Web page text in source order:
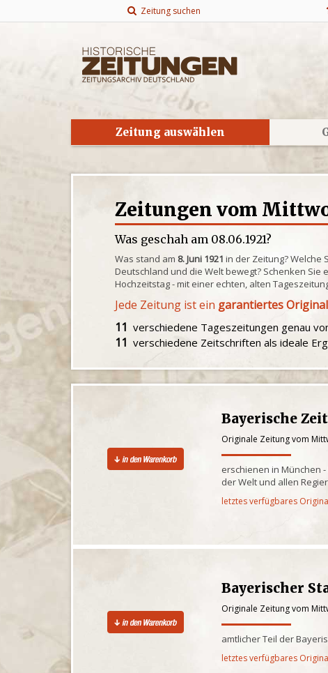
Zeitung suchen
Zeitung auswählen
Zeitungen vom
Was geschah am 08.06.1921?
Was stand am 8. Juni 1921 in der Zeitung? Welche
Deutschland und die Welt bewegt? Schenken
Hochzeitstag - mit einer echten, alten
Jede Zeitung ist ein garantiertes Original
11 verschiedene Tageszeitungen genau
11 verschiedene Zeitschriften als ideale
Bayerische
Originale Zeitung vom
erschienen in München
der Welt und allen
letztes verfügbares
Bayerischer
Originale Zeitung vom
amtlicher Teil der
letztes verfügbares